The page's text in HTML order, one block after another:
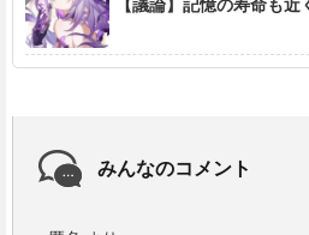
【議論】記憶の寿命も近
みんなのコメント